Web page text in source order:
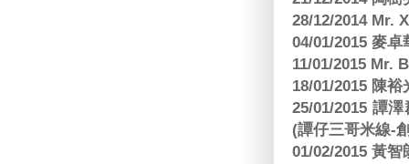
28/12/2014 Mr.
04/01/2015 麥
11/01/2015 Mr.
18/01/2015 陳
25/01/2015 譚
(譚仔三哥米線-
01/02/2015 黃